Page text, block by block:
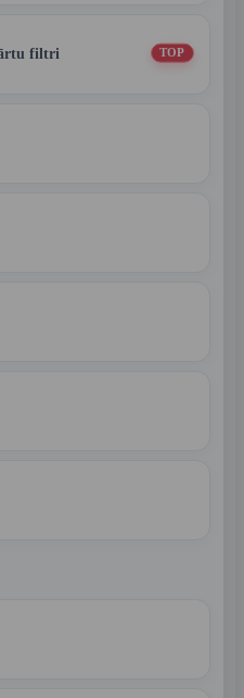
filtri TOP